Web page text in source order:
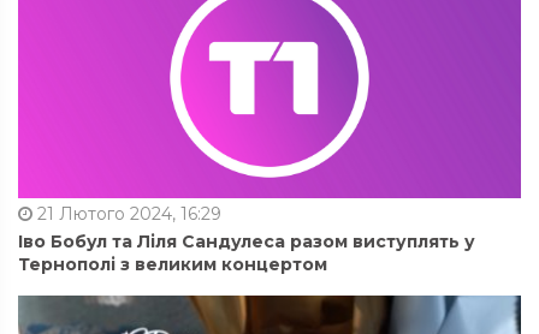
21 Лютого 2024, 16:29
Іво Бобул та Ліля Сандулеса разом виступлять у
Тернополі з великим концертом